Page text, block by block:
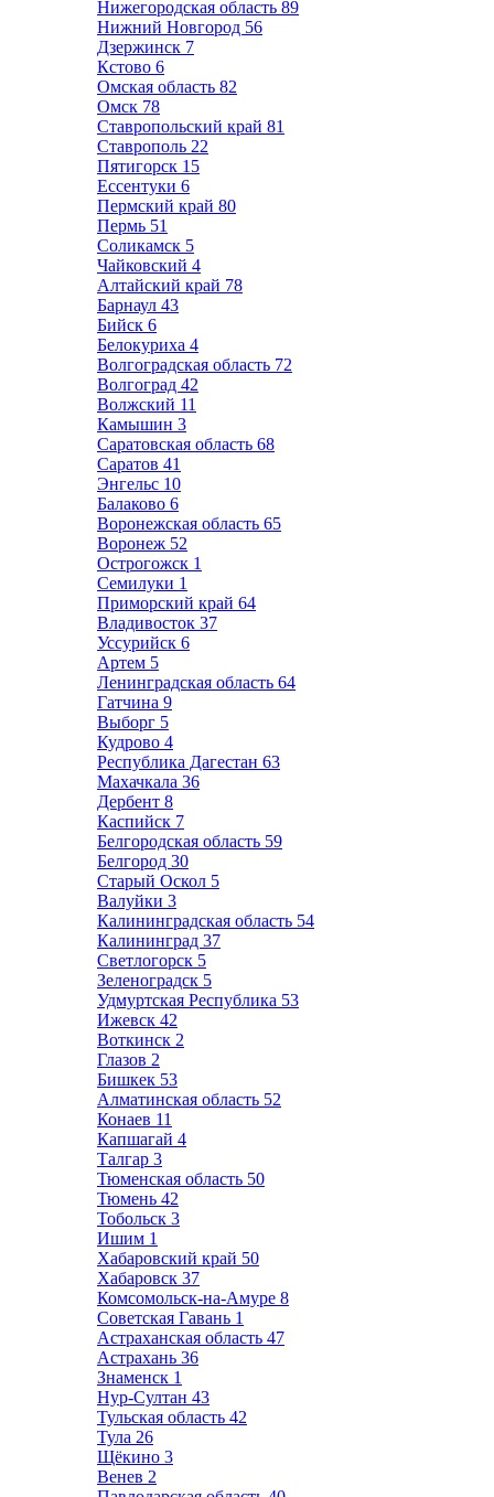
Нижегородская область 89
Нижний Новгород 56
Дзержинск 7
Кстово 6
Омская область 82
Омск 78
Ставропольский край 81
Ставрополь 22
Пятигорск 15
Ессентуки 6
Пермский край 80
Пермь 51
Соликамск 5
Чайковский 4
Алтайский край 78
Барнаул 43
Бийск 6
Белокуриха 4
Волгоградская область 72
Волгоград 42
Волжский 11
Камышин 3
Саратовская область 68
Саратов 41
Энгельс 10
Балаково 6
Воронежская область 65
Воронеж 52
Острогожск 1
Семилуки 1
Приморский край 64
Владивосток 37
Уссурийск 6
Артем 5
Ленинградская область 64
Гатчина 9
Выборг 5
Кудрово 4
Республика Дагестан 63
Махачкала 36
Дербент 8
Каспийск 7
Белгородская область 59
Белгород 30
Старый Оскол 5
Валуйки 3
Калининградская область 54
Калининград 37
Светлогорск 5
Зеленоградск 5
Удмуртская Республика 53
Ижевск 42
Воткинск 2
Глазов 2
Бишкек 53
Алматинская область 52
Конаев 11
Капшагай 4
Талгар 3
Тюменская область 50
Тюмень 42
Тобольск 3
Ишим 1
Хабаровский край 50
Хабаровск 37
Комсомольск-на-Амуре 8
Советская Гавань 1
Астраханская область 47
Астрахань 36
Знаменск 1
Нур-Султан 43
Тульская область 42
Тула 26
Щёкино 3
Венев 2